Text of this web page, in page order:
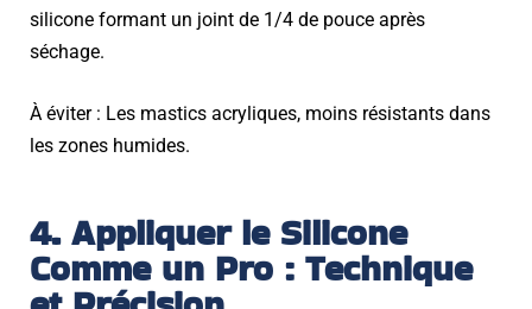
silicone formant un joint de 1/4 de pouce après
séchage.
À éviter : Les mastics acryliques, moins résistants dans
les zones humides.
4. Appliquer le Silicone
Comme un Pro : Technique